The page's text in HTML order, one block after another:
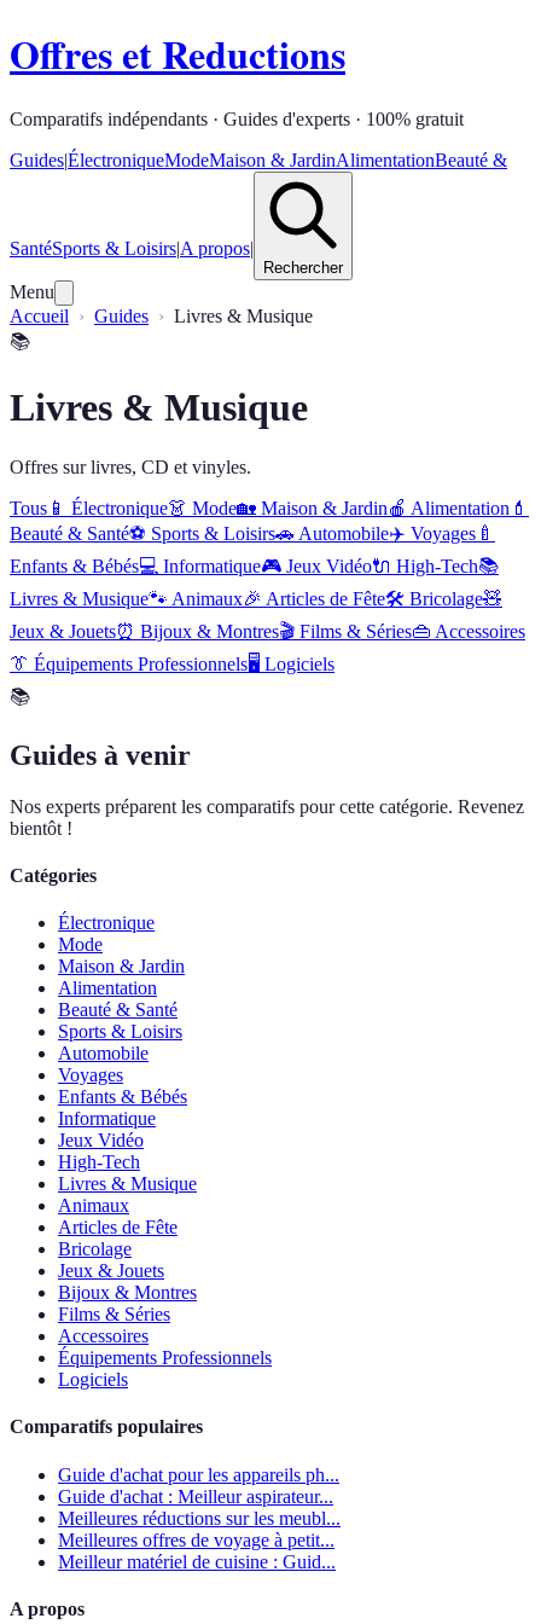
Offres et Reductions
Comparatifs indépendants · Guides d'experts · 100% gratuit
Guides|ÉlectroniqueModeMaison & JardinAlimentationBeauté &
SantéSports & Loisirs|A propos|
Rechercher
Menu
Accueil
Guides
Livres & Musique
📚
Livres & Musique
Offres sur livres, CD et vinyles.
Tous 📱 Électronique👗 Mode🏡 Maison & Jardin🍎 Alimentation 💄
Beauté & Santé⚽ Sports & Loisirs🚗 Automobile✈️ Voyages 🍼
Enfants & Bébés💻 Informatique🎮 Jeux Vidéo🔌 High-Tech📚
Livres & Musique🐾 Animaux🎉 Articles de Fête🛠️ Bricolage🧸
Jeux & Jouets⏰ Bijoux & Montres🎬 Films & Séries👜 Accessoires
👔 Équipements Professionnels🖥️ Logiciels
📚
Guides à venir
Nos experts préparent les comparatifs pour cette catégorie. Revenez
bientôt !
Catégories
Électronique
Mode
Maison & Jardin
Alimentation
Beauté & Santé
Sports & Loisirs
Automobile
Voyages
Enfants & Bébés
Informatique
Jeux Vidéo
High-Tech
Livres & Musique
Animaux
Articles de Fête
Bricolage
Jeux & Jouets
Bijoux & Montres
Films & Séries
Accessoires
Équipements Professionnels
Logiciels
Comparatifs populaires
Guide d'achat pour les appareils ph...
Guide d'achat : Meilleur aspirateur...
Meilleures réductions sur les meubl...
Meilleures offres de voyage à petit...
Meilleur matériel de cuisine : Guid...
A propos